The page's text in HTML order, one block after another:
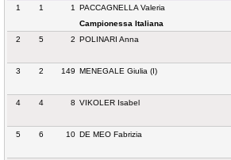
1 1 1 PACCAGNELLA Valeria
Campionessa Italiana
2
5 2 POLINARI Anna
3
2 149 MENEGALE Giulia (I)
4
4 8 VIKOLER Isabel
5
6 10 DE MEO Fabrizia